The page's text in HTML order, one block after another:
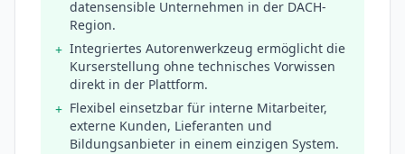
datensensible Unternehmen in der DACH-
Region.
+ Integriertes Autorenwerkzeug ermöglicht die
Kurserstellung ohne technisches Vorwissen
direkt in der Plattform.
+ Flexibel einsetzbar für interne Mitarbeiter,
externe Kunden, Lieferanten und
Bildungsanbieter in einem einzigen System.